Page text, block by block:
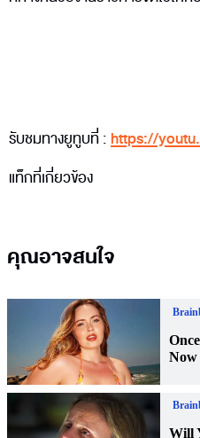
รับชมทางยูทูบที่ : https://
แท็กที่เกี่ยวข้อง
คุณอาจสนใจ